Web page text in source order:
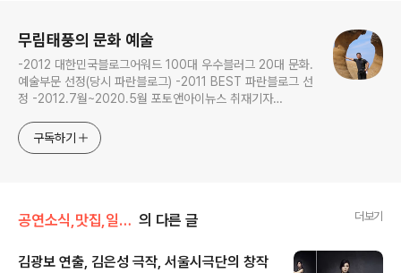
무림태풍의 문화 예술
-2012 대한민국블로그어워드 100대 우수블러그 20대 문화.
예술부문 선정(당시 파란블로그) -2011 BEST 파란블로그 선
정 -2012.7월~2020.5월 포토앤아이뉴스 취재기자
구독하기
공연소식,맛집,일상,체험, 의 다른 글 더보기
김광보 연출, 김은성 극작, 서울시극단의 창작